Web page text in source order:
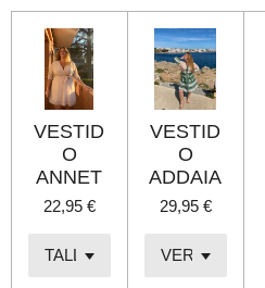
VESTID
O
ANNET
22,95 €
VESTID
O
ADDAIA
29,95 €